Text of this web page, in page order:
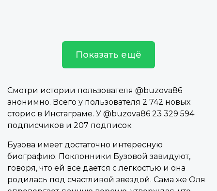
Показать ещё
Смотри истории пользователя @buzova86
анонимно. Всего у пользователя 2 742 новых
сторис в Инстаграме. У @buzova86 23 329 594
подписчиков и 207 подписок
Бузова имеет достаточно интересную
биографию. Поклонники Бузовой завидуют,
говоря, что ей все дается с легкостью и она
родилась под счастливой звездой. Сама же Оля